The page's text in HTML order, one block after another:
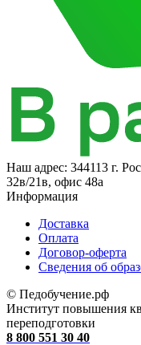
Наш адрес: 344113 г.
32в/21в, офис 48а
Информация
Доставка
Оплата
Договор-оферта
Cведения об
© Педобучение.рф
Институт повышения
переподготовки
8 800 551 30 40